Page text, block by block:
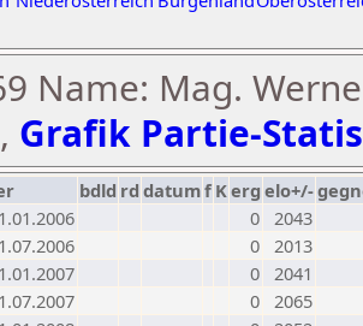
Name: Mag.
, Grafik Partie-
bdld rd datumf Kerg elo+/-
0 2043
0 2013
0 2041
0 2065